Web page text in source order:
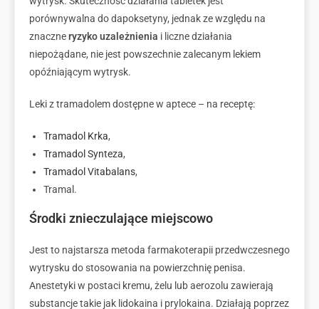
porównywalna do dapoksetyny, jednak ze względu na
znaczneryzyko uzależnienia i liczne działania
niepożądane, nie jest powszechnie zalecanym lekiem
opóźniającym wytrysk.
Leki z tramadolem dostępne w aptece – na receptę:
Tramadol Krka,
Tramadol Synteza,
Tramadol Vitabalans,
Tramal.
Środki znieczulające miejscowo
Jest to najstarsza metoda farmakoterapii przedwczesnego
wytrysku do stosowania na powierzchnię penisa.
Anestetyki w postaci kremu, żelu lub aerozolu zawierają
substancje takie jak lidokaina i prylokaina. Działają poprzez